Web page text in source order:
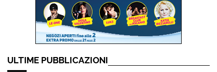
ULTIME PUBBLICAZIONI